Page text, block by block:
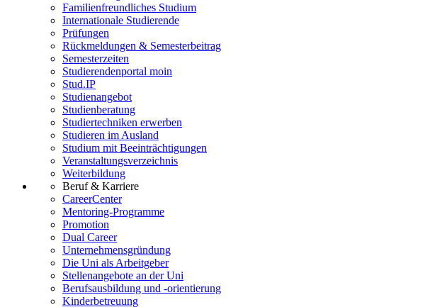
Familienfreundliches Studium
Internationale Studierende
Prüfungen
Rückmeldungen & Semesterbeitrag
Semesterzeiten
Studierendenportal moin
Stud.IP
Studienangebot
Studienberatung
Studiertechniken erwerben
Studieren im Ausland
Studium mit Beeinträchtigungen
Veranstaltungsverzeichnis
Weiterbildung
Beruf & Karriere
CareerCenter
Mentoring-Programme
Promotion
Dual Career
Unternehmensgründung
Die Uni als Arbeitgeber
Stellenangebote an der Uni
Berufsausbildung und -orientierung
Kinderbetreuung